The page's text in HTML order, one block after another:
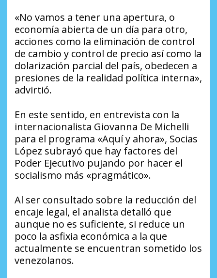
«No vamos a tener una apertura, o
economía abierta de un día para otro,
acciones como la eliminación de control
de cambio y control de precio así como la
dolarización parcial del país, obedecen a
presiones de la realidad política interna»,
advirtió.
En este sentido, en entrevista con la
internacionalista Giovanna De Michelli
para el programa «Aquí y ahora», Socias
López subrayó que hay factores del
Poder Ejecutivo pujando por hacer el
socialismo más «pragmático».
Al ser consultado sobre la reducción del
encaje legal, el analista detalló que
aunque no es suficiente, si reduce un
poco la asfixia económica a la que
actualmente se encuentran sometido los
venezolanos.